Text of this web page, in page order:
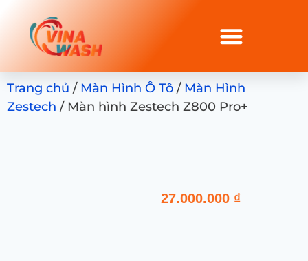
Trang chủ / Màn Hình Ô Tô / Màn Hình
Zestech / Màn hình Zestech Z800 Pro+
27.000.000 ₫